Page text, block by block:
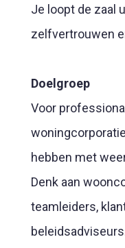
Je loopt de zaal
zelfvertrouwen
Doelgroep
Voor
hebben met
Denk aan
teamleiders,